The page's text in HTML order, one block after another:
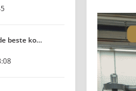
beste ko…